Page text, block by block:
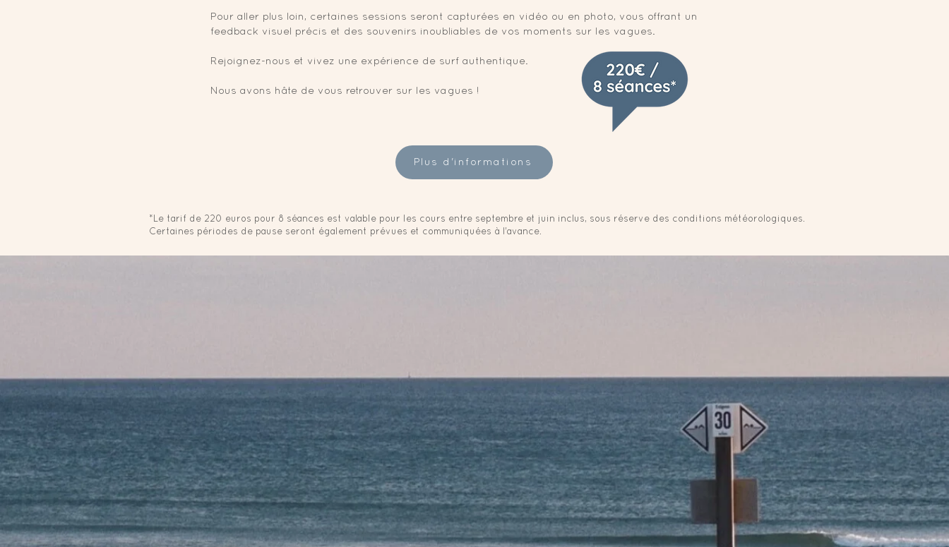
Pour aller plus loin, certaines sessions seront capturées en vidéo ou en photo, vous offrant un
feedback visuel précis et des souvenirs inoubliables de vos moments sur les vagues.
Rejoignez-nous et vivez une expérience de surf authentique.
Nous avons hâte de vous retrouver sur les vagues !
Plus d'informations
*Le tarif de 220 euros pour 8 séances est valable pour les cours entre septembre et juin inclus, sous réserve des conditions météorologiques.
Certaines périodes de pause seront également prévues et communiquées à l'avance.